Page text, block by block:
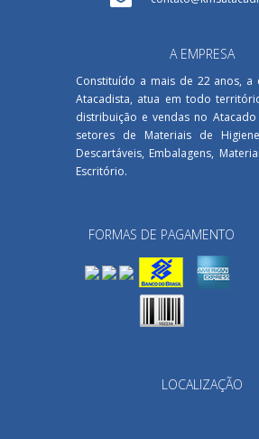
A EMPRESA
Constituído a mais de 22 anos, a
Atacadista, atua em todo
distribuição e vendas no
setores de Materiais de
Descartáveis, Embalagens,
Escritório.
FORMAS DE PAGAMENTO
LOCALIZAÇÃO